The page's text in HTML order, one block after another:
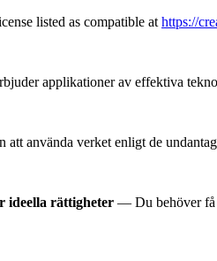
listed as compatible at https://
applikationer av effektiva
använda verket enligt de
ideella rättigheter — Du behöver få